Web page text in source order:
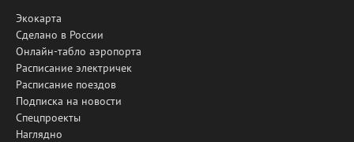
Экокарта
Сделано в России
Онлайн-табло аэропорта
Расписание электричек
Расписание поездов
Подписка на новости
Спецпроекты
Наглядно